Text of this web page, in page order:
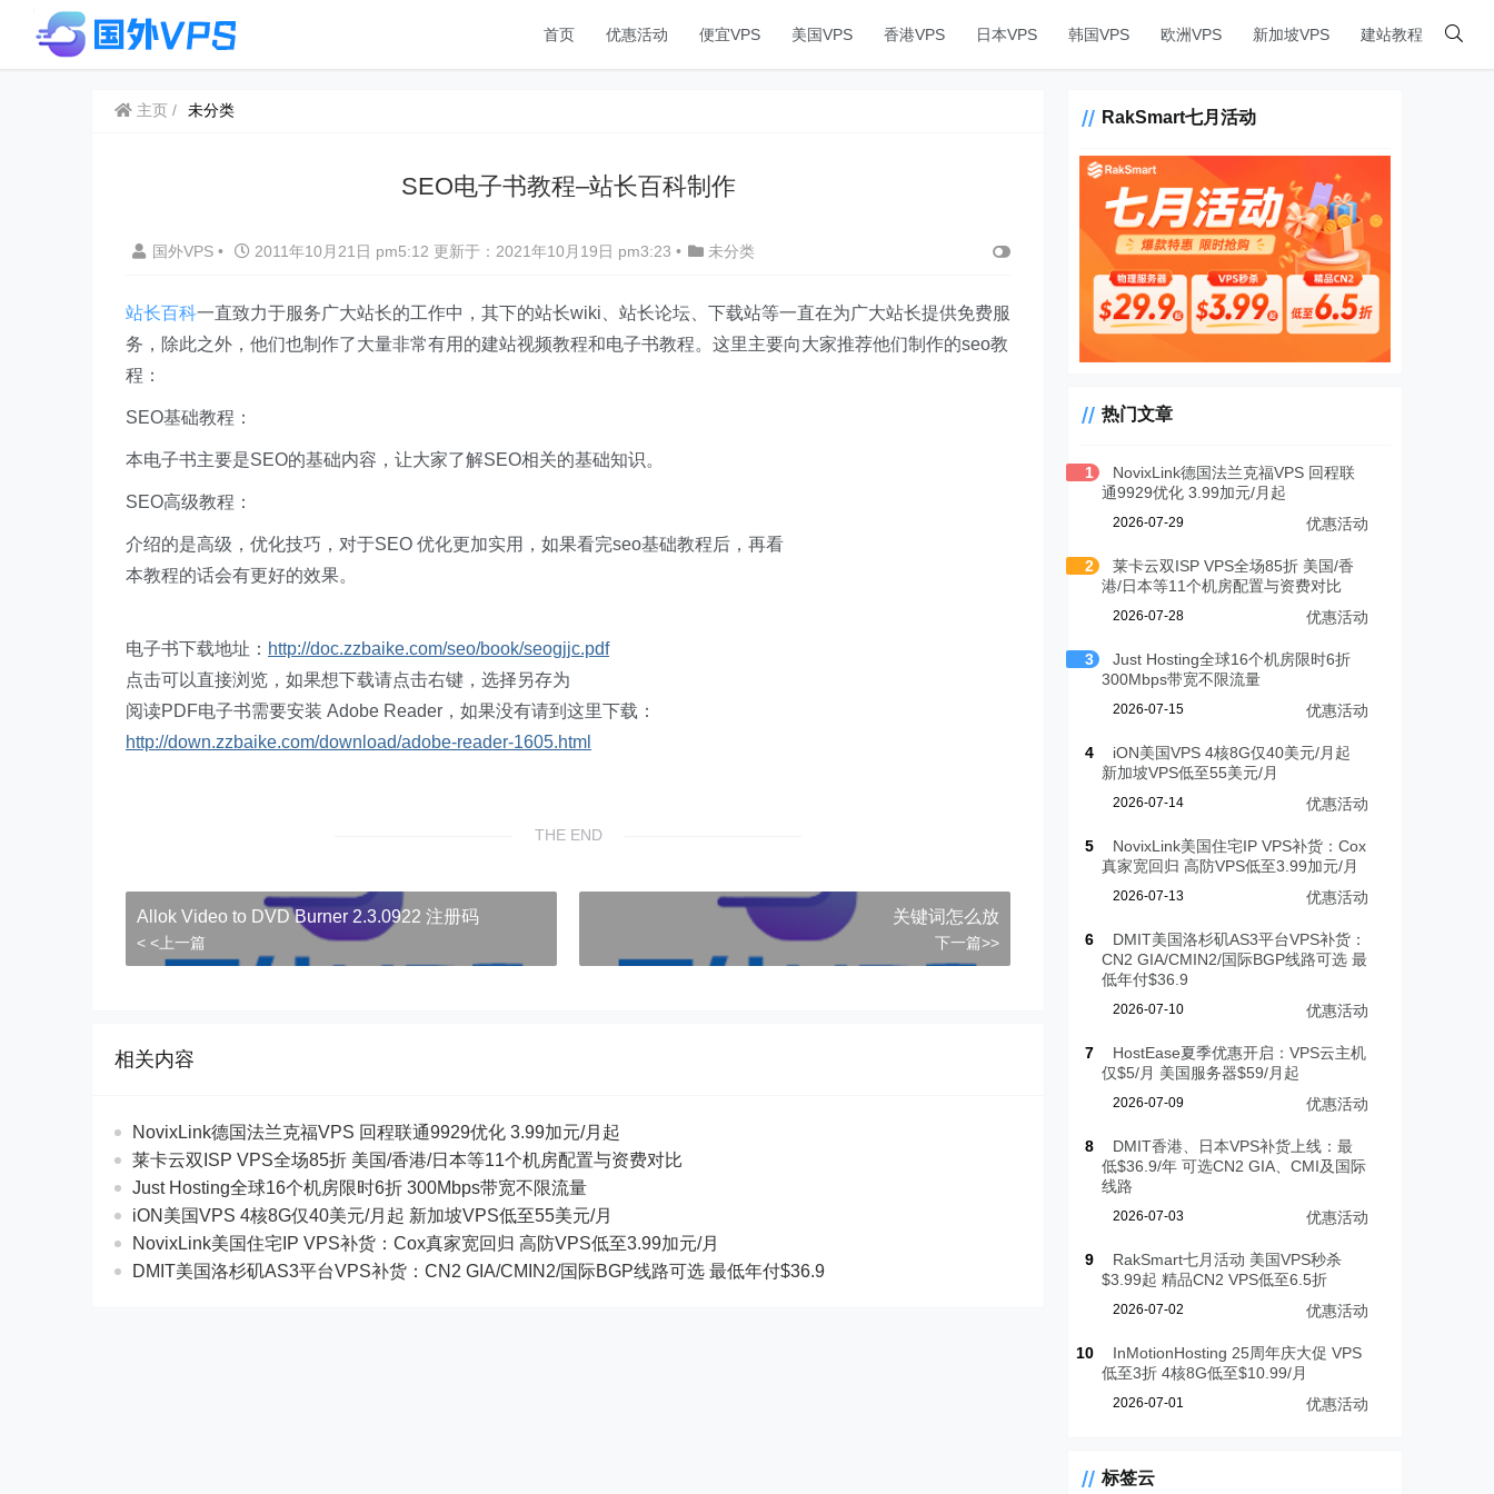
首页 优惠活动 便宜VPS 美国VPS 香港VPS 日本VPS 韩国VPS 欧洲VPS 新加坡VPS 建站教程
主页 未分类
SEO电子书教程–站长百科制作
国外VPS • 2011年10月21日 pm5:12 更新于：2021年10月19日 pm3:23 • 未分类
站长百科一直致力于服务广大站长的工作中，其下的站长wiki、站长论坛、下载站等一直在为广大站长提供免费服
务，除此之外，他们也制作了大量非常有用的建站视频教程和电子书教程。这里主要向大家推荐他们制作的seo教
程：
SEO基础教程：
本电子书主要是SEO的基础内容，让大家了解SEO相关的基础知识。
SEO高级教程：
介绍的是高级，优化技巧，对于SEO 优化更加实用，如果看完seo基础教程后，再看
本教程的话会有更好的效果。
电子书下载地址： http://doc.zzbaike.com/seo/book/seogjjc.pdf
点击可以直接浏览，如果想下载请点击右键，选择另存为
阅读PDF电子书需要安装 Adobe Reader，如果没有请到这里下载：
http://down.zzbaike.com/download/adobe-reader-1605.html
THE END
Allok Video to DVD Burner 2.3.0922 注册码
< <上一篇
关键词怎么放
下一篇>>
相关内容
NovixLink德国法兰克福VPS 回程联通9929优化 3.99加元/月起
莱卡云双ISP VPS全场85折 美国/香港/日本等11个机房配置与资费对比
Just Hosting全球16个机房限时6折 300Mbps带宽不限流量
iON美国VPS 4核8G仅40美元/月起 新加坡VPS低至55美元/月
NovixLink美国住宅IP VPS补货：Cox真家宽回归 高防VPS低至3.99加元/月
DMIT美国洛杉矶AS3平台VPS补货：CN2 GIA/CMIN2/国际BGP线路可选 最低年付$36.9
RakSmart七月活动
热门文章
1
NovixLink德国法兰克福VPS 回程联
通9929优化 3.99加元/月起
2026-07-29 优惠活动
2
莱卡云双ISP VPS全场85折 美国/香
港/日本等11个机房配置与资费对比
2026-07-28 优惠活动
3
Just Hosting全球16个机房限时6折
300Mbps带宽不限流量
2026-07-15 优惠活动
4
iON美国VPS 4核8G仅40美元/月起
新加坡VPS低至55美元/月
2026-07-14 优惠活动
5
NovixLink美国住宅IP VPS补货：Cox
真家宽回归 高防VPS低至3.99加元/月
2026-07-13 优惠活动
6
DMIT美国洛杉矶AS3平台VPS补货：
CN2 GIA/CMIN2/国际BGP线路可选 最
低年付$36.9
2026-07-10 优惠活动
7
HostEase夏季优惠开启：VPS云主机
仅$5/月 美国服务器$59/月起
2026-07-09 优惠活动
8
DMIT香港、日本VPS补货上线：最
低$36.9/年 可选CN2 GIA、CMI及国际
线路
2026-07-03 优惠活动
9
RakSmart七月活动 美国VPS秒杀
$3.99起 精品CN2 VPS低至6.5折
2026-07-02 优惠活动
10
InMotionHosting 25周年庆大促 VPS
低至3折 4核8G低至$10.99/月
2026-07-01 优惠活动
标签云